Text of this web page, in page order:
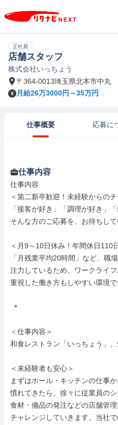
正社員
店舗スタッフ
株式会社いっちょう
〒364-0013埼玉県北本市中丸
月給26万3000円～35万円
仕事概要 応募に
仕事内容
仕事内容
＜第二新卒歓迎！未経験からの
「接客が好き」「調理が好き」
そんな方のご応募を、お待ちして
＜月9～10日休み！年間休日110
「月残業平均20時間」など、職
注力しているため、ワークライ
重視した働き方もしやすい環境で
＜仕事内容＞
和食レストラン「いっちょう」
＜未経験者も安心＞
まずはホール・キッチンの仕事か
慣れてきたら、徐々に従業員の
食材・備品の発注などの店舗管理
チャレンジしていきます。当社で